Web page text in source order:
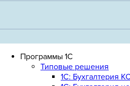
Программы 1С
Типовые решения
1C: Бухгалтерия